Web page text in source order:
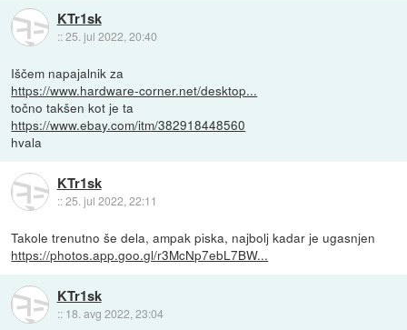
KTr1sk
::25. jul 2022, 20:40
Iščem napajalnik za
https://www.hardware-corner.net/desktop...
točno takšen kot je ta
https://www.ebay.com/itm/382918448560
hvala
KTr1sk
::25. jul 2022, 22:11
Takole trenutno še dela, ampak piska, najbolj kadar je ugasnjen
https://photos.app.goo.gl/r3McNp7ebL7BW...
KTr1sk
:: 18. avg 2022, 23:04